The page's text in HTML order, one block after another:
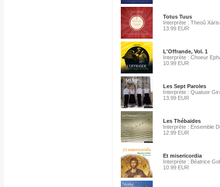
Totus Tuus
Interprète : Theoû
13.99 EUR
L'Offrande, Vol. 1
Interprète : Choeur
10.99 EUR
Les Sept Paroles
Interprète : Quatuor
13.99 EUR
Les Thébaïdes
Interprète : Ensemble
12.99 EUR
Et misericordia
Interprète : Béatrice
10.99 EUR